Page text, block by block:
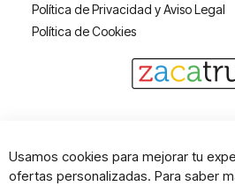
Política de Privacidad y Aviso Legal
Política de Cookies
Usamos cookies para mejorar tu
ofertas personalizadas. Para saber